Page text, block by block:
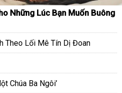
Những Lúc Bạn Muốn Buông
Theo Lối Mê Tín Dị Đoan
Chúa Ba Ngôi’